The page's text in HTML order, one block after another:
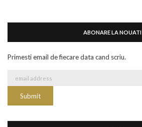
ABONARE LA NOUATI
Primesti email de fiecare data cand scriu.